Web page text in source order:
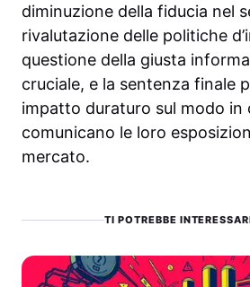
diminuzione della fiducia nel
rivalutazione delle politiche
questione della giusta
cruciale, e la sentenza finale
impatto duraturo sul modo in
comunicano le loro
mercato.
TI POTREBBE